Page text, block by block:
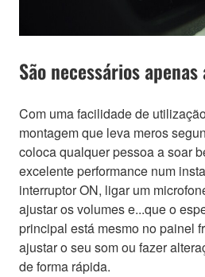
São necessários
Com uma facilidade de
montagem que leva meros
coloca qualquer pessoa a soar
excelente performance num
interruptor ON, ligar um
ajustar os volumes e...que o
principal está mesmo no painel
ajustar o seu som ou fazer
de forma rápida.